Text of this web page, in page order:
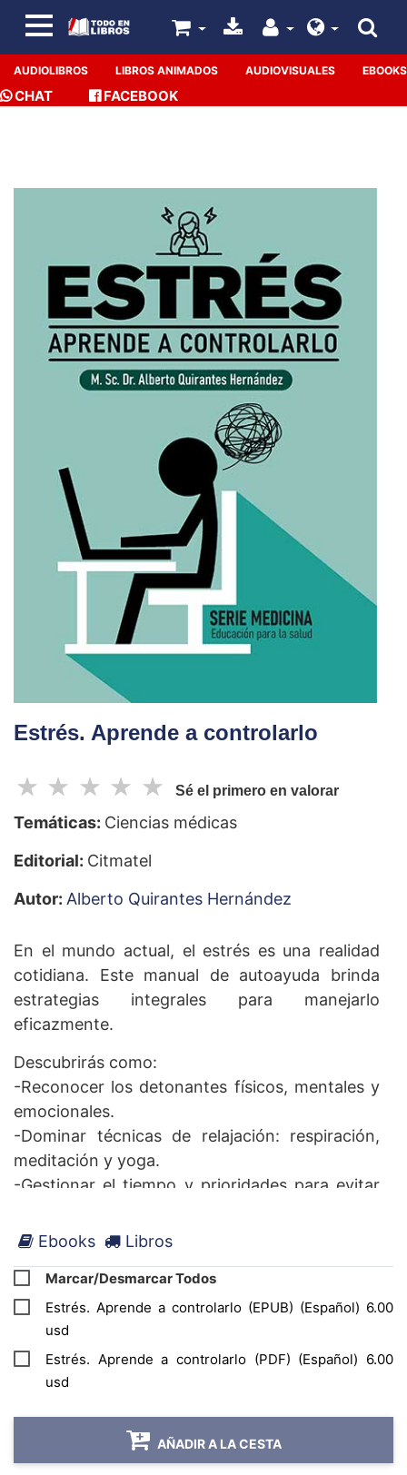
AUDIOLIBROS LIBROS ANIMADOS AUDIOVISUALES EBOOKS
CHAT FACEBOOK
Estrés. Aprende a controlarlo
☆
☆
☆
☆
☆ Sé el primero en valorar
Temáticas: Ciencias médicas
Editorial: Citmatel
Autor: Alberto Quirantes Hernández
En el mundo actual, el estrés es una realidad
cotidiana. Este manual de autoayuda brinda
estrategias integrales para manejarlo
eficazmente.
Descubrirás como:
-Reconocer los detonantes físicos, mentales y
emocionales.
-Dominar técnicas de relajación: respiración,
meditación y yoga.
-Gestionar el tiempo y prioridades para evitar
-Afrontar el estrés laboral, financiero, familiar y
Con un enfoque práctico y alentador, su autor
te guía para recuperar el equilibrio y construir
Ebooks Libros
Marcar/Desmarcar Todos
Estrés. Aprende a controlarlo (EPUB) (Español) 6.00
usd
Estrés. Aprende a controlarlo (PDF) (Español) 6.00
usd
AÑADIR A LA CESTA